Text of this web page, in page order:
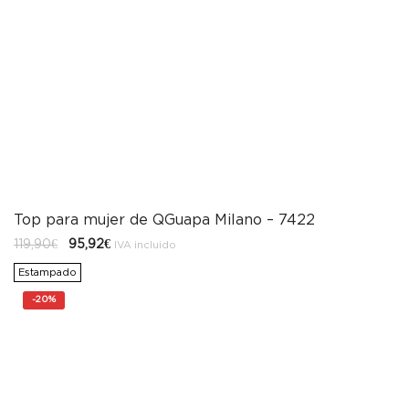
Top para mujer de QGuapa Milano – 7422
119,90€
El
original
era:
119,90€.
95,92€ElIVA incluido
Estampado
-20%